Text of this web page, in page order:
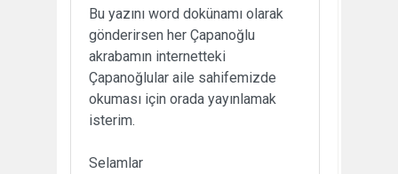
Bu yazını word dokünamı olarak
gönderirsen her Çapanoğlu
akrabamın internetteki
Çapanoğlular aile sahifemizde
okuması için orada yayınlamak
isterim.
Selamlar